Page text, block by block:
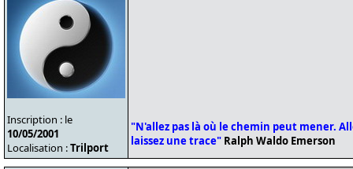
Inscription : le
10/05/2001
Localisation :Trilport
"N'allez pas là où le chemin peut mener.
laissez une trace" Ralph Waldo Emerson